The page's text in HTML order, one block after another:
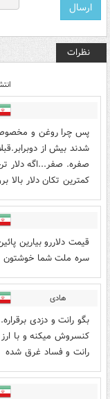
نظرات
پس چرا روغن و
شدند بیش از
صفره. صفر...اگه دلار
کمترین تکان دلار بالا
قیمت دلاررو بیارین
سره ملت شما خوشتون
هادی
رانت و فساد غرق شده